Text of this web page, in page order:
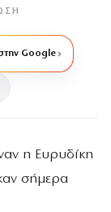
Google
η Ευρυδίκη
σήμερα